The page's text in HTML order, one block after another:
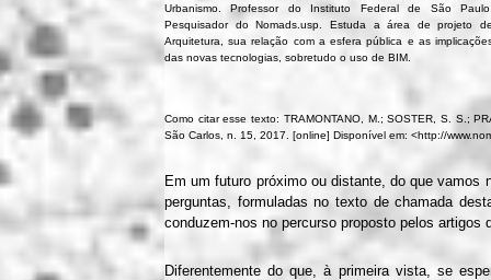
Urbanismo. Professor do Instituto Federal de São
Pesquisador do Nomads.usp. Estuda a área de projeto
Arquitetura, sua relação com a esfera pública e as
das novas tecnologias, sobretudo o uso de BIM.
Como citar esse texto: TRAMONTANO, M.; SOSTER, S. S.;
São Carlos, n. 15, 2017. [online] Disponível em: <http://
Em um futuro próximo ou distante, do que
perguntas, formuladas no texto de chamada
conduzem-nos no percurso proposto pelos
Diferentemente do que, à primeira vista, se